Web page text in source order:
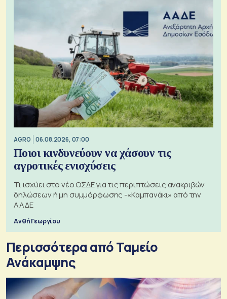
AGRO 06.08.2026, 07:00
Ποιοι κινδυνεύουν να χάσουν τις
αγροτικές ενισχύσεις
Τι ισχύει στο νέο ΟΣΔΕ για τις περιπτώσεις ανακριβών
δηλώσεων ή μη συμμόρφωσης -«Καμπανάκι» από την
ΑΑΔΕ
Ανθή Γεωργίου
Περισσότερα από Ταμείο
Ανάκαμψης